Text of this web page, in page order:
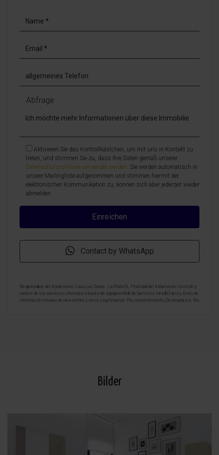
Abfrage
Aktivieren Sie das Kontrollkästchen, um mit uns in Kontakt zu
treten, und stimmen Sie zu, dass Ihre Daten gemäß unserer
Datenschutzrichtlinie verwendet werden. Sie werden automatisch in
unsere Mailingliste aufgenommen und stimmen hiermit der
elektronischen Kommunikation zu, können sich aber jederzeit wieder
abmelden.
Contact by WhatsApp
Responsable del tratamiento: Casa Las Dunas - La Mata SL, Finalidad del tratamiento: Gestión y
control de los servicios ofrecidos a través de la página Web de Servicios inmobiliarios, Envío de
información a traves de newsletter y otros, Legitimación: Por consentimiento, Destinatarios: No
Bilder